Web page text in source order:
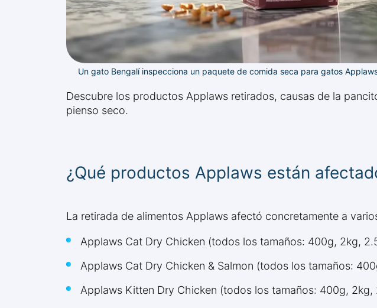
Un gato Bengalí inspecciona un paquete de comida seca para gatos
Descubre los productos Applaws retirados, causas de la
pienso seco.
¿Qué productos Applaws están
La retirada de alimentos Applaws afectó concretamente a
Applaws Cat Dry Chicken (todos los tamaños: 400g, 2kg,
Applaws Cat Dry Chicken & Salmon (todos los tamaños:
Applaws Kitten Dry Chicken (todos los tamaños: 400g, 2kg,